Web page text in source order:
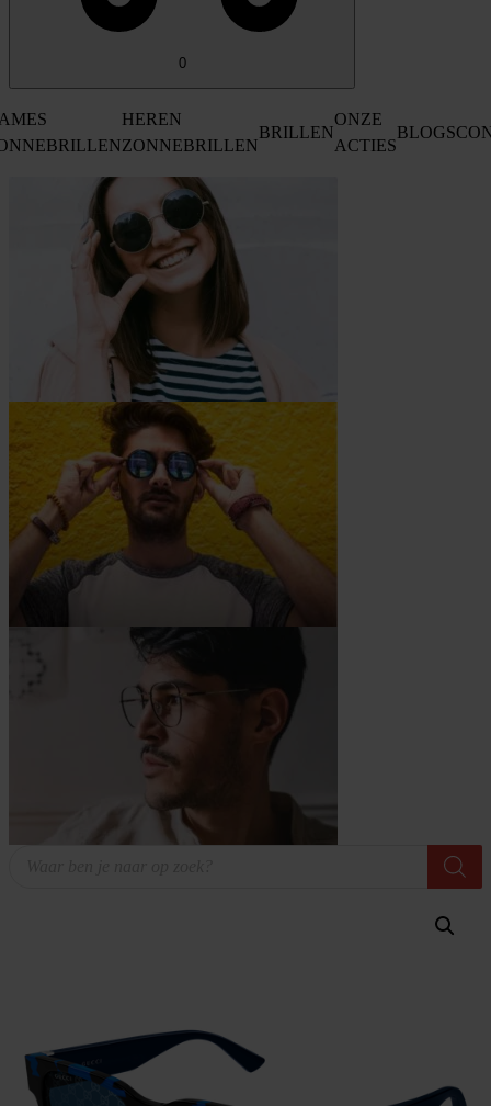
0
HEREN
ZONNEBRILLEN
BRILLEN
ONZE
ACTIES
BLOGS